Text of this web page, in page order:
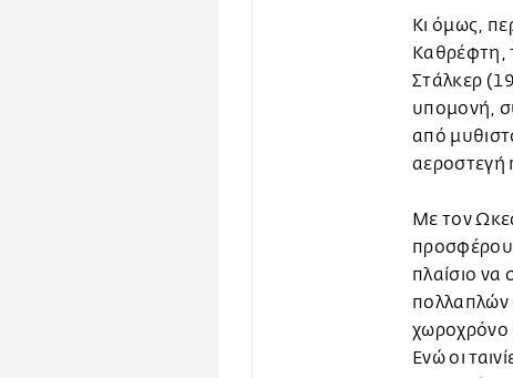
Κι όμως,
Καθρέφτη,
Στάλκερ
υπομονή,
από
αεροστεγή
Με τον
πλαίσιο να
πολλαπλών
χωροχρόνο
Ενώ οι